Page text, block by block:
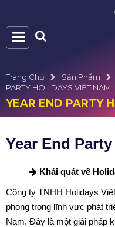
Trang Chủ Sản Phẩm
PARTY HOLIDAYS VIỆT NAM
YEAR END PARTY
Year End
Khái quát về
Công ty TNHH Holidays
phong trong lĩnh vực phát
Nam. Đây là một giải pháp